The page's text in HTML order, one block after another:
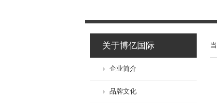
关于博亿国际
企业简介
品牌文化